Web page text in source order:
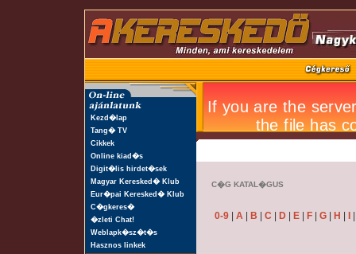
Kezd�lap
Tang� TV
Cikkek
Online kiad�s
Digit�lis hirdet�sek
Magyar Keresked� Klub
Eur�pai Keresked� Klub
C�gkeres�
�zleti Chat!
Weblapk�sz�t�s
Hasznos linkek
C�G KATAL�GUS
0-9 A B C D E F G H